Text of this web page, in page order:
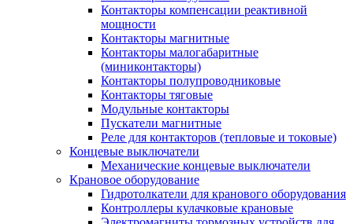
Контакторы компенсации реактивной
мощности
Контакторы магнитные
Контакторы малогабаритные
(миниконтакторы)
Контакторы полупроводниковые
Контакторы тяговые
Модульные контакторы
Пускатели магнитные
Реле для контакторов (тепловые и токовые)
Концевые выключатели
Механические концевые выключатели
Крановое оборудование
Гидротолкатели для кранового оборудования
Контроллеры кулачковые крановые